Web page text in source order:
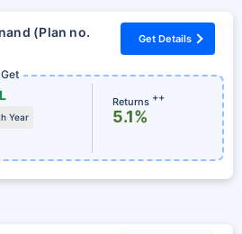
(Plan no.
Get Details
Year
Returns ++
5.1%